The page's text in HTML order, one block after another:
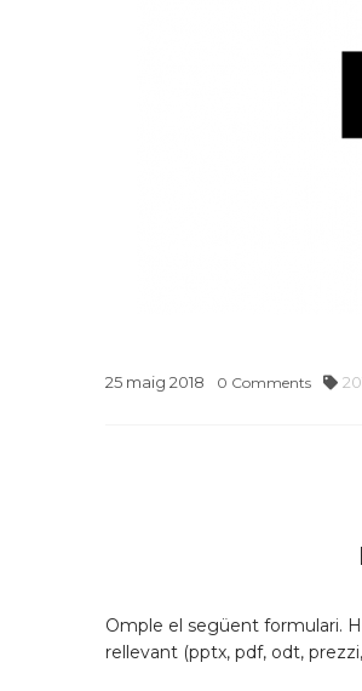
25 maig 2018 0 Comments
Omple el següent formulari.
rellevant (pptx, pdf, odt,